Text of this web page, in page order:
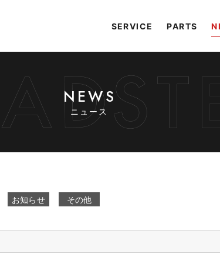
SERVICE PARTS
NEWS
ニュース
お知らせ その他